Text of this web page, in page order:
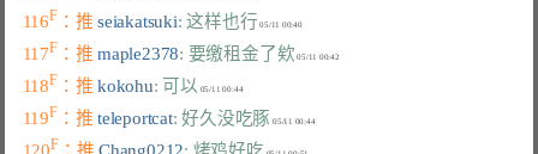
116F ：推 seiakatsuki: 这样也行 05/11 00:40
117F ：推 maple2378: 要缴租金了欸
118F ：推 kokohu: 可以 05/11 00:44
119F ：推 teleportcat: 好久没吃豚 05/11 00:44
120F ：推 Chang0212: 烤鸡好吃